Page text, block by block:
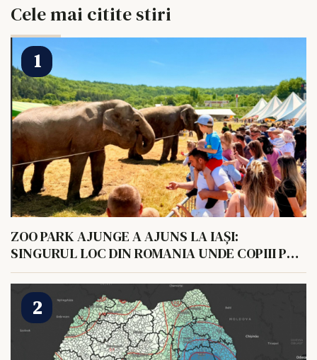
Cele mai citite stiri
ZOO PARK AJUNGE A AJUNS LA IAȘI:
SINGURUL LOC DIN ROMANIA UNDE COPIII POT
HRANI UN ELEFANT